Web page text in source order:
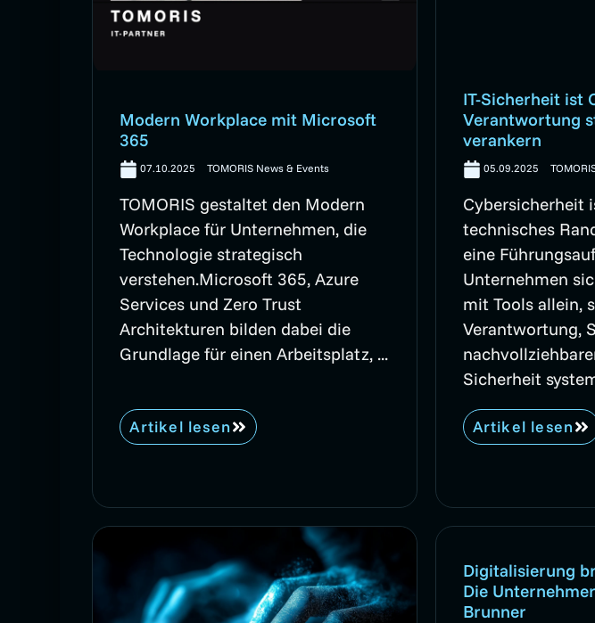
Modern Workplace mit Microsoft
365
07.10.2025 TOMORIS News & Events
TOMORIS gestaltet den Modern
Workplace für Unternehmen, die
Technologie strategisch
verstehen.Microsoft 365, Azure
Services und Zero Trust
Architekturen bilden dabei die
Grundlage für einen Arbeitsplatz, ...
Artikel lesen
IT-Sicherheit ist
Verantwortung
verankern
05.09.2025
Cybersicherheit
technisches
eine
Unternehmen
mit Tools allein,
Verantwortung,
Sicherheit
Artikel lesen
Digitalisierung
Die
Brunner